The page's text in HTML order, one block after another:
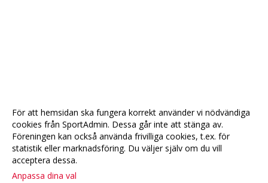
För att hemsidan ska fungera korrekt använder vi nödvändiga
cookies från SportAdmin. Dessa går inte att stänga av.
Föreningen kan också använda frivilliga cookies, t.ex. för
statistik eller marknadsföring. Du väljer själv om du vill
acceptera dessa.
Anpassa dina val